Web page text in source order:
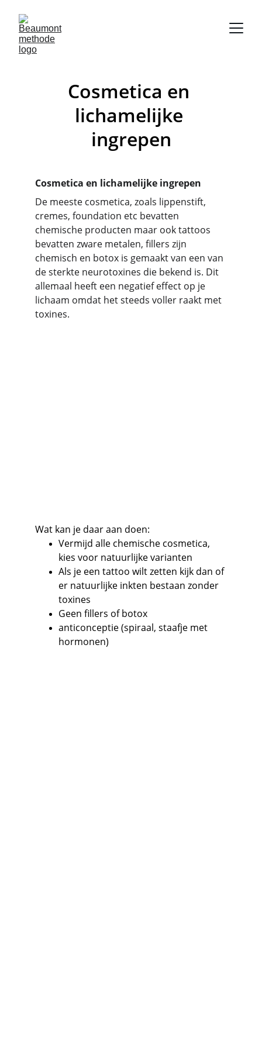
Cosmetica en
lichamelijke
ingrepen
Cosmetica en lichamelijke ingrepen
De meeste cosmetica, zoals lippenstift,
cremes, foundation etc bevatten
chemische producten maar ook tattoos
bevatten zware metalen, fillers zijn
chemisch en botox is gemaakt van een van
de sterkte neurotoxines die bekend is. Dit
allemaal heeft een negatief effect op je
lichaam omdat het steeds voller raakt met
toxines.
Wat kan je daar aan doen:
Vermijd alle chemische cosmetica,
kies voor natuurlijke varianten
Als je een tattoo wilt zetten kijk dan of
er natuurlijke inkten bestaan zonder
toxines
Geen fillers of botox
anticonceptie (spiraal, staafje met
hormonen)